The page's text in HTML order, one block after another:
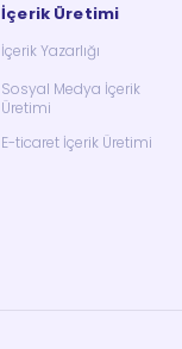
İçerik Üretimi
İçerik Yazarlığı
Sosyal Medya İçerik
Üretimi
E-ticaret İçerik Üretimi